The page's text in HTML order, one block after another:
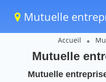
Mutuelle
Accueil
Mutuelle
Mutuelle